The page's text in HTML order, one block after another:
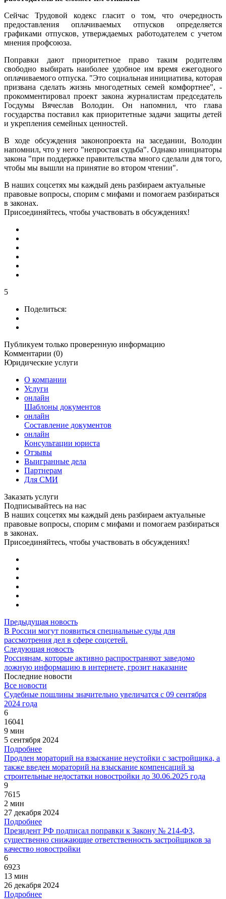
Сейчас Трудовой кодекс гласит о том, что очередность
предоставления оплачиваемых отпусков определяется
графиками отпусков, утверждаемых работодателем с учетом
мнения профсоюза.
Поправки дают приоритетное право таким родителям
свободно выбирать наиболее удобное им время ежегодного
оплачиваемого отпуска. "Это социальная инициатива, которая
призвана сделать жизнь многодетных семей комфортнее", -
прокомментировал проект закона журналистам председатель
Госдумы Вячеслав Володин. Он напомнил, что глава
государства поставил как приоритетные задачи защиты детей
и укрепления семейных ценностей.
В ходе обсуждения законопроекта на заседании, Володин
напомнил, что у него "непростая судьба". Однако инициаторы
закона "при поддержке правительства много сделали для того,
чтобы мы вышли на принятие во втором чтении".
В наших соцсетях мы каждый день разбираем актуальные
правовые вопросы, спорим с мифами и помогаем разбираться
в законах.
Присоединяйтесь, чтобы участвовать в обсуждениях!
5
Поделиться:
Публикуем только проверенную информацию
Комментарии (0)
Юридические услуги
О компании
Услуги
онлайн
Шаблоны документов
онлайн
Составление документов
онлайн
Консультации юриста
Отзывы
Выигранные дела
Партнерам
Для СМИ
Заказать услуги
Подписывайтесь на нас
В наших соцсетях мы каждый день разбираем актуальные
правовые вопросы, спорим с мифами и помогаем разбираться
в законах.
Присоединяйтесь, чтобы участвовать в обсуждениях!
Предыдущая новость
В России могут появиться специальные суды для
рассмотрения дел в сфере соцсетей.
Следующая новость
Россиянам, которые активно распространяют заведомо
ложную информацию в интернете, грозит наказание
Последние новости
Все новости
Судебные пошлины значительно увеличатся с 09 сентября
2024 года
6
16041
9 мин
5 сентября 2024
Подробнее
Продлен мораторий на взыскание неустойки с застройщика, а
также введен мораторий на взыскание компенсаций за
строительные недостатки новостройки до 30.06.2025 года
9
7615
2 мин
27 декабря 2024
Подробнее
Президент РФ подписал поправки к Закону № 214-ФЗ,
существенно снижающие ответственность застройщиков за
качество новостройки
6
6923
13 мин
26 декабря 2024
Подробнее